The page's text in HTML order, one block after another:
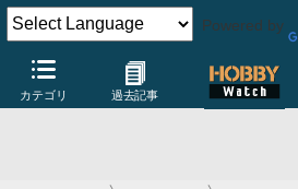
Powered by
カテゴリ 過去記事